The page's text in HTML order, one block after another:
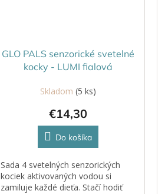
GLO PALS senzorické svetelné
kocky - LUMI fialová
Skladom (5 ks)
€14,30
Do košíka
Sada 4 svetelných senzorických
kociek aktivovaných vodou si
zamiluje každé dieťa. Stačí hodiť